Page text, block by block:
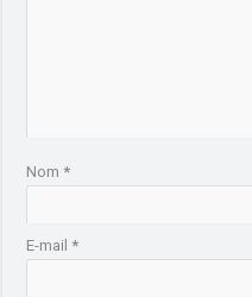
Nom*
E-mail*